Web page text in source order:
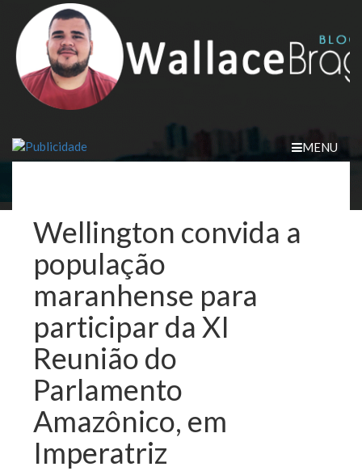
content
MENU
Wellington convida a
população
maranhense para
participar da XI
Reunião do
Parlamento
Amazônico, em
Imperatriz